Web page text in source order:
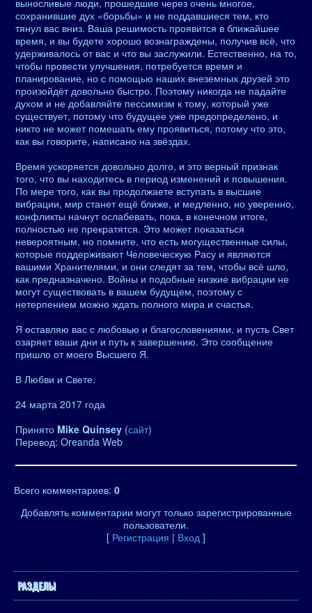
выносливые люди, прошедшие через очень многое,
сохранившие дух «борьбы» и не поддавшиеся тем, кто
тянул вас вниз. Ваша решимость проявится в ближайшее
время, и вы будете хорошо вознаграждены, получив всё, что
удерживалось от вас и что вы заслужили. Естественно, на то,
чтобы провести улучшения, потребуется время и
планирование, но с помощью наших внеземных друзей это
произойдёт довольно быстро. Поэтому никогда не падайте
духом и не добавляйте пессимизм к тому, который уже
существует, потому что будущее уже предопределено, и
никто не может помешать ему проявиться, потому что это,
как вы говорите, написано на звёздах.
Время ускоряется довольно долго, и это верный признак
того, что вы находитесь в период изменений и повышения.
По мере того, как вы продолжаете вступать в высшие
вибрации, мир станет ещё ближе, и медленно, но уверенно,
конфликты начнут ослабевать, пока, в конечном итоге,
полностью не прекратятся. Это может показаться
невероятным, но помните, что есть могущественные силы,
которые поддерживают Человеческую Расу и являются
вашими Хранителями, и они следят за тем, чтобы всё шло,
как предназначено. Войны и подобные низкие вибрации не
могут существовать в вашем будущем, поэтому с
нетерпением можно ждать полного мира и счастья.
Я оставляю вас с любовью и благословениями, и пусть Свет
озаряет ваши дни и путь к завершению. Это сообщение
пришло от моего Высшего Я.
В Любви и Свете.
24 марта 2017 года
Принято Mike Quinsey (сайт)
Перевод: Oreanda Web
Всего комментариев: 0
Добавлять комментарии могут только зарегистрированные
пользователи.
[ Регистрация | Вход ]
РАЗДЕЛЫ